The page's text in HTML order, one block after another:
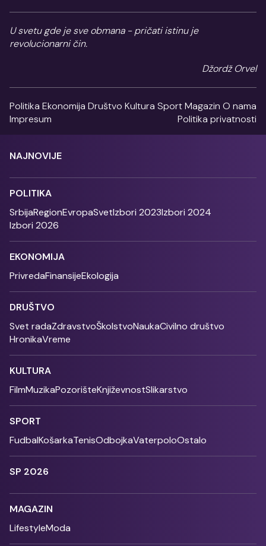
U svetu gde je sve obmana - pričati istinu je
revolucionarni čin.
Džordž Orvel
Politika Ekonomija Društvo Kultura SportMagazin O nama
Impresum
Politika privatnosti
NAJNOVIJE
POLITIKA
SrbijaRegionEvropaSvetIzbori 2023Izbori 2024
Izbori 2026
EKONOMIJA
PrivredaFinansijeEkologija
DRUŠTVO
Svet radaZdravstvoŠkolstvoNaukaCivilno društvo
HronikaVreme
KULTURA
FilmMuzikaPozorišteKnjiževnostSlikarstvo
SPORT
FudbalKošarkaTenisOdbojkaVaterpoloOstalo
SP 2026
MAGAZIN
LifestyleModa